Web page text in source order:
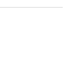
إلى أصقاع